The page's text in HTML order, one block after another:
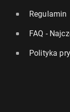
Regulamin
FAQ -
Polityka